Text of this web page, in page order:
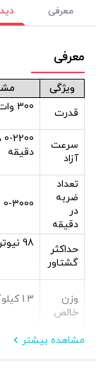
معرفی
معرفی
ویژگی
قدرت
300 وات
سرعت
آزاد
دقیقه
تعداد
ضربه
در
دقیقه
0-3000
حداکثر
گشتاور
98 نیوتن بر متر
وزن
خالص
1.3 کیلوگرم
مشاهده بیشتر